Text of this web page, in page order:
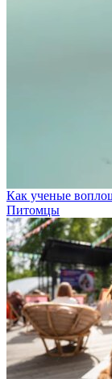
Как ученые
Питомцы